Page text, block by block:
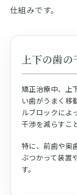
仕組みです。
上下の歯
矯正治療中、上
い歯がうまく移
ルブロックによ
干渉を減らすこ
特に、前歯や奥
ぶつかって装置
す。